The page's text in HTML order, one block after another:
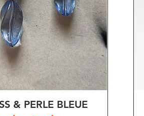
& PERLE BLEUE